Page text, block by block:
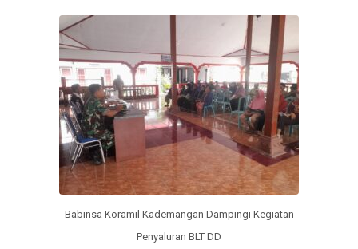
Babinsa Koramil Kademangan Dampingi Kegiatan
Penyaluran BLT DD